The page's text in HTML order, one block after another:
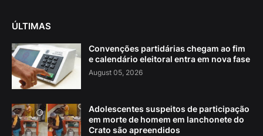
ÚLTIMAS
Convenções partidárias chegam ao fim
e calendário eleitoral entra em nova fase
August 05, 2026
Adolescentes suspeitos de participação
em morte de homem em lanchonete do
Crato são apreendidos